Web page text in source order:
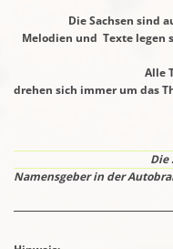
Die Sachsen sind
Melodien und Texte legen
Alle Texte haben
drehen sich immerum das
Die Sachsen
Namensgeber in der